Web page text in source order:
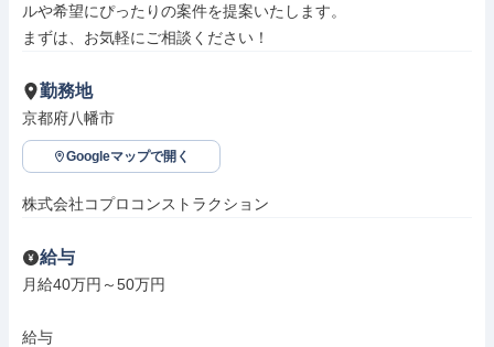
ルや希望にぴったりの案件を提案いたします。
まずは、お気軽にご相談ください！
勤務地
京都府八幡市
Googleマップで開く
株式会社コプロコンストラクション
給与
月給40万円～50万円
給与